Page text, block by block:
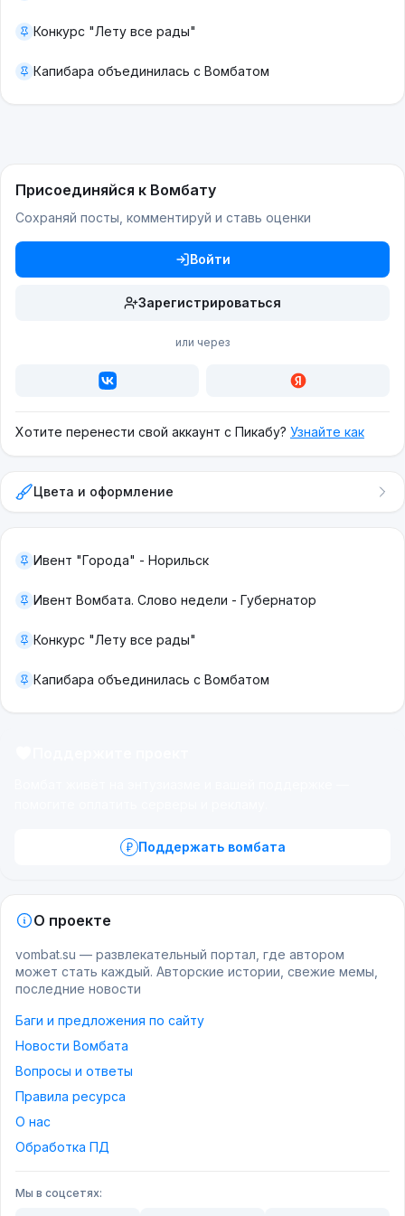
Конкурс "Лету все рады"
Капибара объединилась с Вомбатом
Присоединяйся к Вомбату
Сохраняй посты, комментируй и ставь оценки
Войти
Зарегистрироваться
или через
Хотите перенести свой аккаунт с Пикабу? Узнайте как
Цвета и оформление
Ивент "Города" - Норильск
Ивент Вомбата. Слово недели - Губернатор
Конкурс "Лету все рады"
Капибара объединилась с Вомбатом
Поддержать вомбата
О проекте
vombat.su — развлекательный портал, где автором
может стать каждый. Авторские истории, свежие мемы,
последние новости
Баги и предложения по сайту
Новости Вомбата
Вопросы и ответы
Правила ресурса
О нас
Обработка ПД
Мы в соцсетях: